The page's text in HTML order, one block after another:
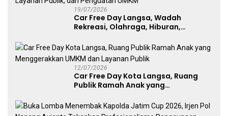
19/07/2026
Car Free Day Langsa, Wadah
Rekreasi, Olahraga, Hiburan,
UMKM
12/07/2026
Car Free Day Kota Langsa, Ruang
Publik Ramah Anak yang
Publik